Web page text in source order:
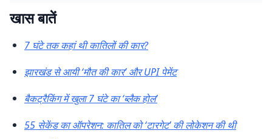
खास बातें
7 घंटे तक कहां थी कातिलों की कार?
झारखंड से आयी ‘मौत की कार’ और UPI पेमेंट
बैकट्रैकिंग में खुला 7 घंटे का ‘ब्लैक होल’
55 सेकेंड का ऑपरेशन: कातिल को ‘टारगेट’ की लोकेशन की थी